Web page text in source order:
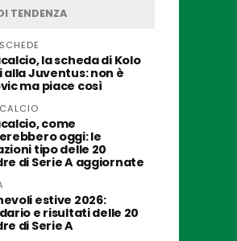
TENDENZA
la scheda di Kolo
alla Juventus: non è
ma piace così
come
oggi: le
tipo delle 20
di Serie A aggiornate
estive 2026:
e risultati delle 20
di Serie A